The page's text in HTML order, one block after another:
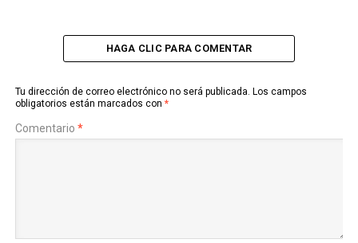
HAGA CLIC PARA COMENTAR
Tu dirección de correo electrónico no será publicada. Los campos
obligatorios están marcados con *
Comentario *